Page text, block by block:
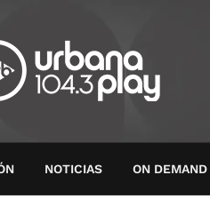
NOTICIAS ON DEMAND